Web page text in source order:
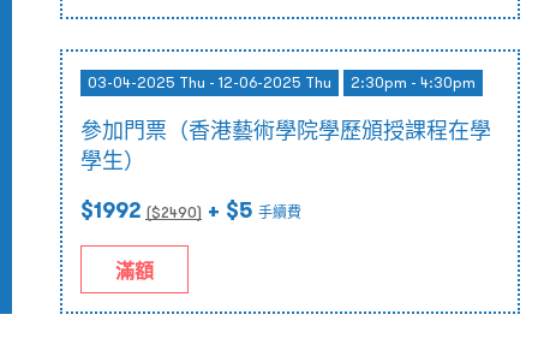
03-04-2025 Thu - 12-06-2025 Thu 2:30pm - 4:30pm
參加門票（香港藝術學院學歷頒授課程在學
學生）
$1992 ($2490) + $5 手續費
滿額